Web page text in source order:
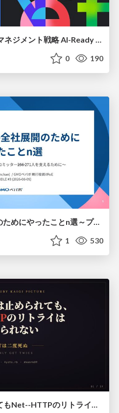
0 190
Claude Code全社展開のためにやったことn選～プラグイン302個・コミッター271人を支えるために～
1 530